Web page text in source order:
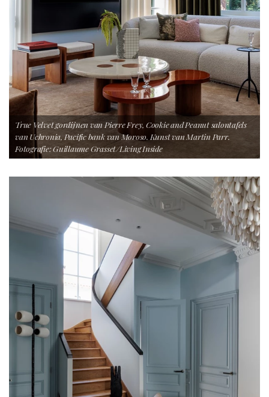
True Velvet gordijnen van Pierre Frey, Cookie and Peanut salontafels
van Uchronia, Pacific bank van Moroso. Kunst van Martin Parr.
Fotografie: Guillaume Grasset/Living Inside